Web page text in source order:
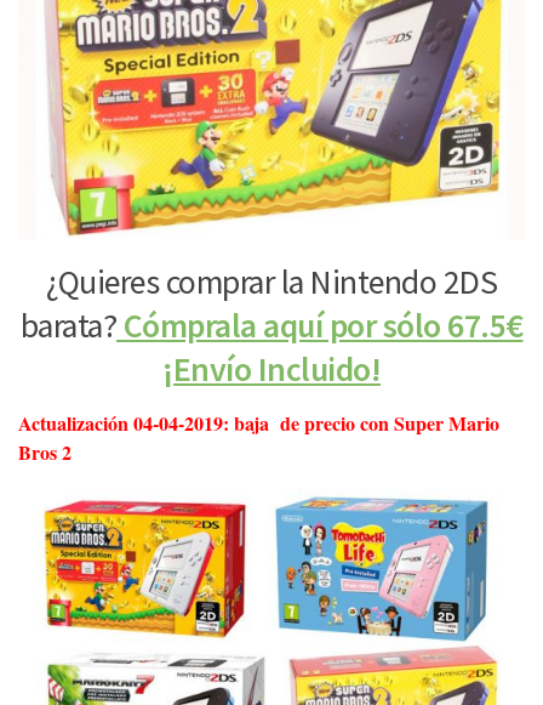
¿Quieres comprar la Nintendo 2DS
barata? Cómprala aquí por sólo 67.5€
¡Envío Incluido!
Actualización 04-04-2019: baja de precio con Super Mario
Bros 2